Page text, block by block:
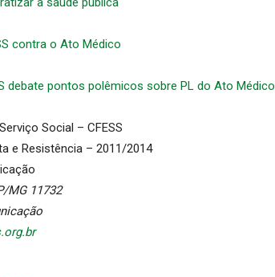
contra o Ato Médico
debate pontos polêmicos sobre PL do Ato Médico
Social – CFESS
e Resistência – 2011/2014
MG 11732